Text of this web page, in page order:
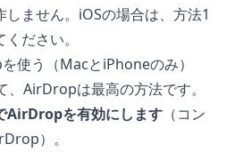
ません。iOSの場合は、方法1
ださい。
使う（MacとiPhoneのみ）
AirDropは最高の方法です。
AirDropを有効にします （コン
）。